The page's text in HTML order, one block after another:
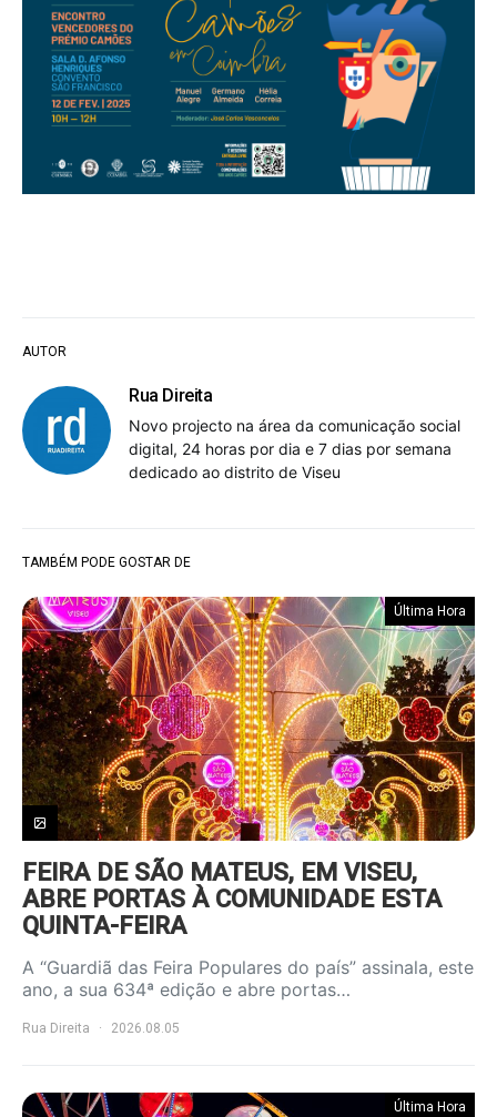
AUTOR
Rua Direita
Novo projecto na área da comunicação social
digital, 24 horas por dia e 7 dias por semana
dedicado ao distrito de Viseu
TAMBÉM PODE GOSTAR DE
Última Hora
FEIRA DE SÃO MATEUS, EM VISEU,
ABRE PORTAS À COMUNIDADE ESTA
QUINTA-FEIRA
A “Guardiã das Feira Populares do país” assinala, este
ano, a sua 634ª edição e abre portas…
Rua Direita 2026.08.05
Última Hora